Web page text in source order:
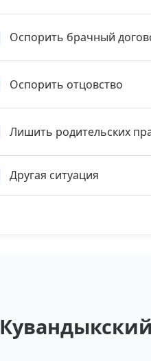
Оспорить брачный
Оспорить отцовство
Лишить родительских
Другая ситуация